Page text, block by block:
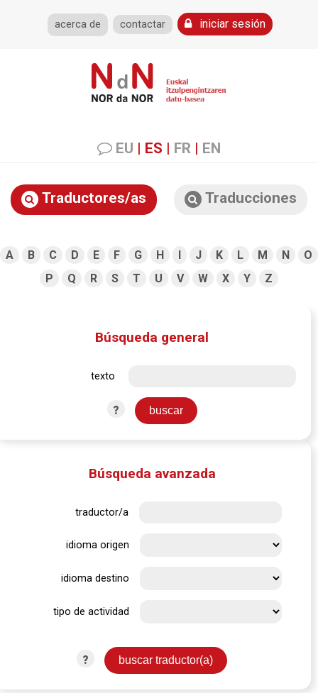
acerca de contactar iniciar sesión
EU | ES | FR | EN
Traductores/as Traducciones
A B C D E F G H I J K L M N
O
P
Q R S T U V W X Y Z
Búsqueda general
texto
?
Búsqueda avanzada
traductor/a
idioma origen
idioma destino
tipo de actividad
?